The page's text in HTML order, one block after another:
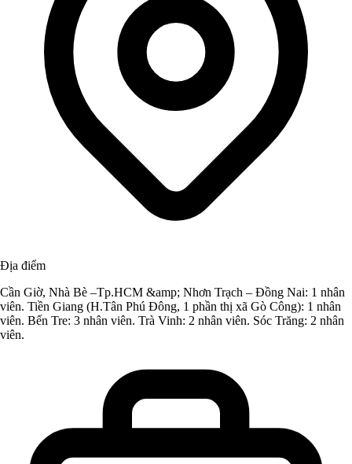
Địa điểm
Cần Giờ, Nhà Bè –Tp.HCM &amp; Nhơn Trạch – Đồng Nai: 1 nhân
viên. Tiền Giang (H.Tân Phú Đông, 1 phần thị xã Gò Công): 1 nhân
viên. Bến Tre: 3 nhân viên. Trà Vinh: 2 nhân viên. Sóc Trăng: 2 nhân
viên.